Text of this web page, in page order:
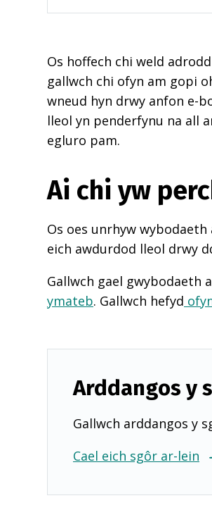
Os hoffech chi weld
gallwch chi ofyn am gopi
wneud hyn drwy anfon e-
lleol yn penderfynu na all
egluro pam.
Ai chi yw
Os oes unrhyw
eich awdurdod lleol drwy
Gallwch gael gwybodaeth
ymateb. Gallwch hefyd
Arddangos y
Gallwch arddangos y
Cael eich sgôr ar-lein